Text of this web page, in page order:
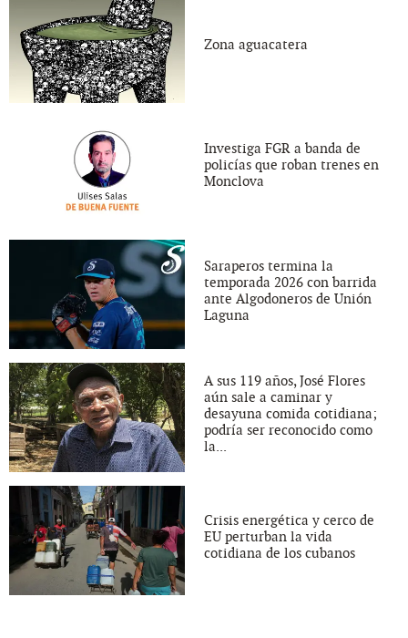
Zona aguacatera
Investiga FGR a banda de
policías que roban trenes en
Monclova
Saraperos termina la
temporada 2026 con barrida
ante Algodoneros de Unión
Laguna
A sus 119 años, José Flores
aún sale a caminar y
desayuna comida cotidiana;
podría ser reconocido como
la...
Crisis energética y cerco de
EU perturban la vida
cotidiana de los cubanos